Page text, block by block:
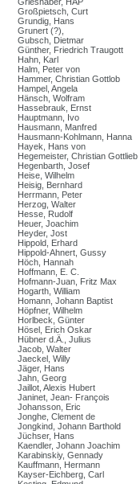
Großpietsch, Curt
Grundig, Hans
Grunert (?),
Gubsch, Dietmar
Günther, Friedrich Traugott
Hahn, Karl
Halm, Peter von
Hammer, Christian Gottlob
Hampel, Angela
Hänsch, Wolfram
Hassebrauk, Ernst
Hauptmann, Ivo
Hausmann, Manfred
Hausmann-Kohlmann, Hanna
Hayek, Hans von
Hegemeister, Christian Gottlieb
Hegenbarth, Josef
Heise, Wilhelm
Heisig, Bernhard
Herrmann, Peter
Herzog, Walter
Hesse, Rudolf
Heuer, Joachim
Heyder, Jost
Hippold, Erhard
Hippold-Ahnert, Gussy
Höch, Hannah
Hoffmann, E. C.
Hofmann-Juan, Fritz Max
Hogarth, William
Homann, Johann Baptist
Höpfner, Wilhelm
Horlbeck, Günter
Hösel, Erich Oskar
Hübner d.Ä., Julius
Jacob, Walter
Jaeckel, Willy
Jäger, Hans
Jahn, Georg
Jaillot, Alexis Hubert
Janinet, Jean- François
Johansson, Eric
Jonghe, Clement de
Jongkind, Johann Barthold
Jüchser, Hans
Kaendler, Johann Joachim
Karabinskiy, Gennady
Kauffmann, Hermann
Kayser-Eichberg, Carl